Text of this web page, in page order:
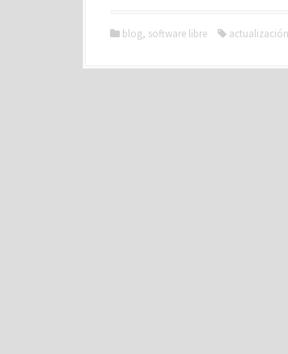
blog, software libre actualización